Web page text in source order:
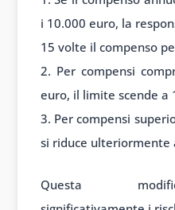
i 10.000 euro, la
15 volte il compenso
Per compensi
euro, il limite scende a
Per compensi
si riduce ulteriormente
Questa